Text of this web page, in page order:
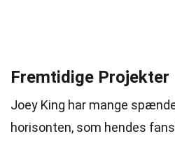
Fremtidige Projekter
Joey King har mange
horisonten, som hendes